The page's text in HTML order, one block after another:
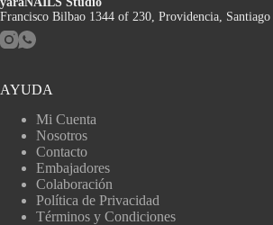
Francisco Bilbao 1344 of 230, Providencia, Santiago
AYUDA
Mi Cuenta
Nosotros
Contacto
Embajadores
Colaboración
Política de Privacidad
Términos y Condiciones